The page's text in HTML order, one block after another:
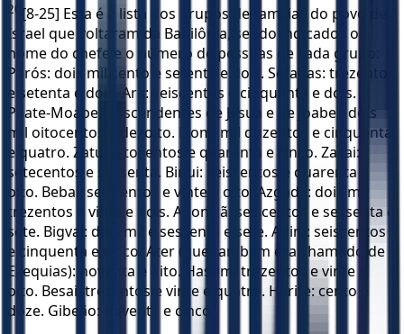
20 [8-25] Esta é a lista dos grupos de famílias do povo de
Israel que voltaram da Babilônia, sendo indicados o
nome do chefe e o número de pessoas de cada grupo:
Parós: dois mil cento e setenta e dois. Sefatias: trezentos
e setenta e dois. Ará: seiscentos e cinquenta e dois.
Paate-Moabe (descendentes de Jesua e de Joabe): dois
mil oitocentos e dezoito. Elom: mil duzentos e cinquenta
e quatro. Zatu: oitocentos e quarenta e cinco. Zacai:
setecentos e sessenta. Binui: seiscentos e quarenta e
oito. Bebai: seiscentos e vinte e oito. Azgade: dois mil
trezentos e vinte e dois. Adonicã: seiscentos e sessenta e
sete. Bigvai: dois mil e sessenta e sete. Adim: seiscentos
e cinquenta e cinco. Ater (que também era chamado de
Ezequias): noventa e oito. Hasum: trezentos e vinte e
oito. Besai: trezentos e vinte e quatro. Harife: cento e
doze. Gibeão: noventa e cinco.